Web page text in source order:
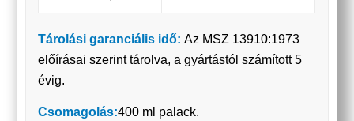
Tárolási garanciális idő:Az MSZ 13910:1973
előírásai szerint tárolva, a gyártástól számított 5
évig.
Csomagolás:400 ml palack.